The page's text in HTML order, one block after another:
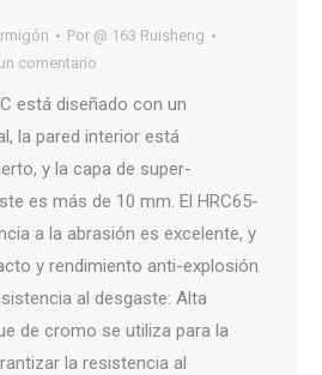
Por @ 163 Ruisheng
comentario
está diseñado con un
la pared interior está
y la capa de super-
es más de 10 mm. El HRC65-
a la abrasión es excelente, y
y rendimiento anti-explosión
al desgaste: Alta
de cromo se utiliza para la
la resistencia al